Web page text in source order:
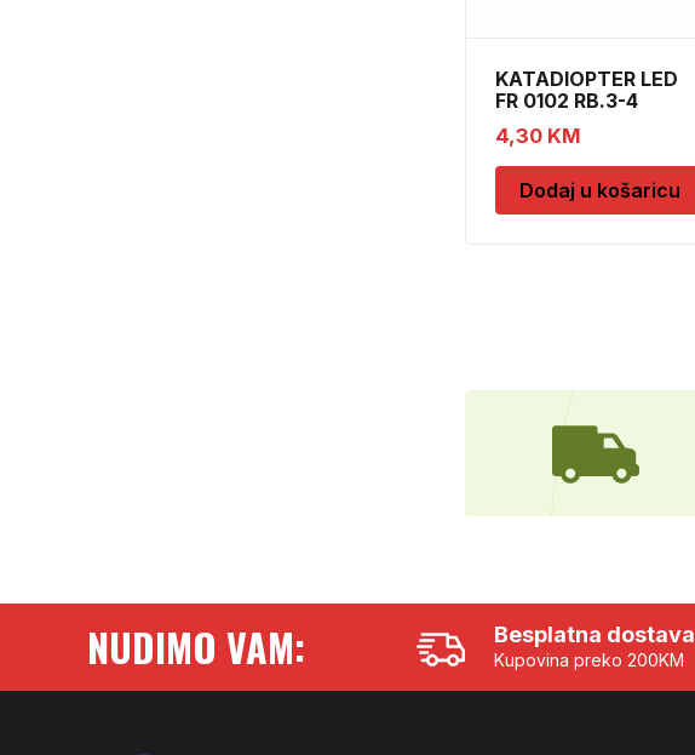
KATADIOPTER LED
FR 0102 RB.3-4
4,30 KM
Dodaj u košaricu
NUDIMO VAM: Besplatna dostava
Kupovina preko 200KM